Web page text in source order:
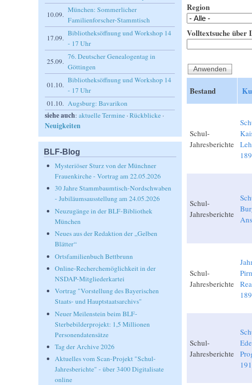
Region
Volltextsuche über
Bestand
Schul-
Jahresberichte
Schul-
Jahresberichte
Schul-
Jahresberichte
Schul-
Jahresberichte
10.09.
München: Sommerlicher
Familienforscher-Stammtisch
17.09.
Bibliotheksöffnung und Workshop 14
- 17 Uhr
25.09.
76. Deutscher Genealogentag in
Göttingen
01.10.
Bibliotheksöffnung und Workshop 14
- 17 Uhr
01.10. Augsburg: Bavarikon
siehe auch:aktuelle Termine ·Rückblicke ·
Neuigkeiten
BLF-Blog
Mysteriöser Sturz von der Münchner
Frauenkirche - Vortrag am 22.05.2026
30 Jahre Stammbaumtisch-Nordschwaben
- Jubiläumsausstellung am 24.05.2026
Neuzugänge in der BLF-Bibliothek
München
Neues aus der Redaktion der „Gelben
Blätter“
Ortsfamilienbuch Bettbrunn
Online-Recherchemöglichkeit in der
NSDAP-Mitgliederkartei
Vortrag "Vorstellung des Bayerischen
Staats- und Hauptstaatsarchivs"
Neuer Meilenstein beim BLF-
Sterbebilderprojekt: 1,5 Millionen
Personendatensätze
Tag der Archive 2026
Aktuelles vom Scan-Projekt "Schul-
Jahresberichte" - über 3400 Digitalisate
online